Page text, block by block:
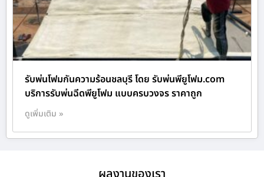
รับพ่นโฟมกันความร้อนชลบุรี โดย รับพ่นพียูโฟม.com
บริการรับพ่นฉีดพียูโฟม แบบครบวงจร ราคาถูก
ดูเพิ่มเติม »